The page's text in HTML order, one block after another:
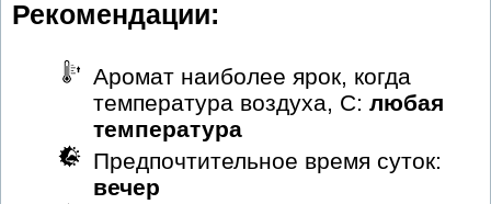
Рекомендации:
Аромат наиболее ярок, когда
температура воздуха, С: любая
температура
Предпочтительное время суток:
вечер